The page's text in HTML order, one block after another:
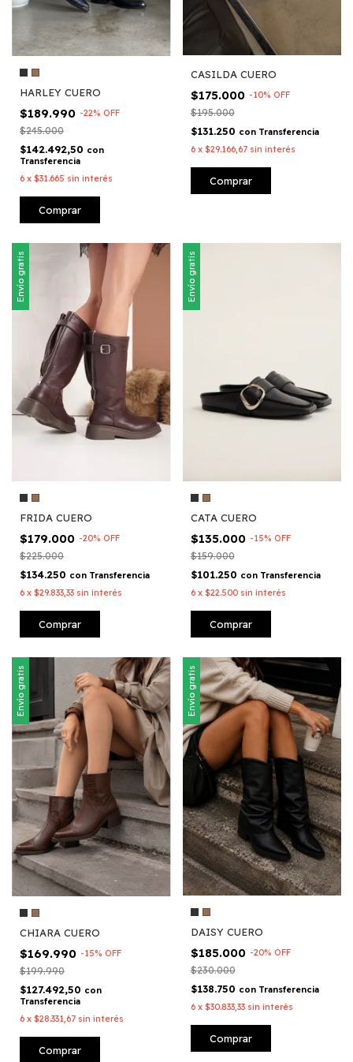
HARLEY CUERO
$189.990 -22% OFF
$245.000
$142.492,50 con
Transferencia
6 x $31.665 sin interés
Comprar
CASILDA CUERO
$175.000 -10% OFF
$195.000
$131.250 con Transferencia
6 x $29.166,67 sin interés
Comprar
Envío gratis
FRIDA CUERO
$179.000 -20% OFF
$225.000
$134.250 con Transferencia
6 x $29.833,33 sin interés
Comprar
Envío gratis
CATA CUERO
$135.000 -15% OFF
$159.000
$101.250 con Transferencia
6 x $22.500 sin interés
Comprar
Envío gratis
CHIARA CUERO
$169.990 -15% OFF
$199.990
$127.492,50 con
Transferencia
6 x $28.331,67 sin interés
Comprar
Envío gratis
DAISY CUERO
$185.000 -20% OFF
$230.000
$138.750 con Transferencia
6 x $30.833,33 sin interés
Comprar